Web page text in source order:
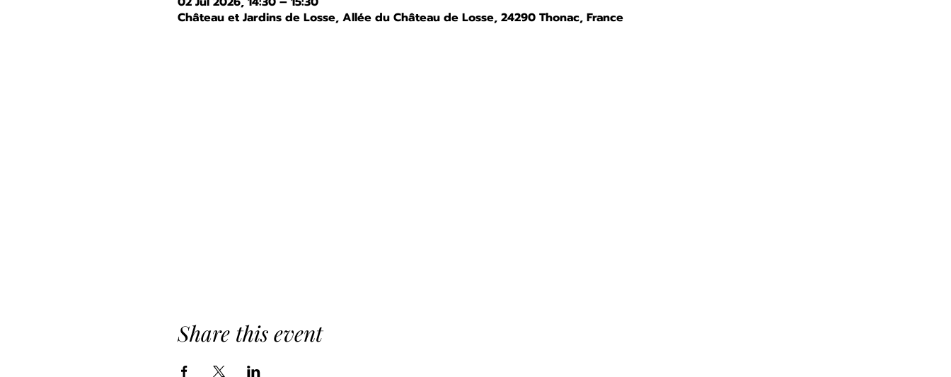
Château et Jardins de Losse, Allée du Château de Losse, 24290 Thonac, France
Share this event